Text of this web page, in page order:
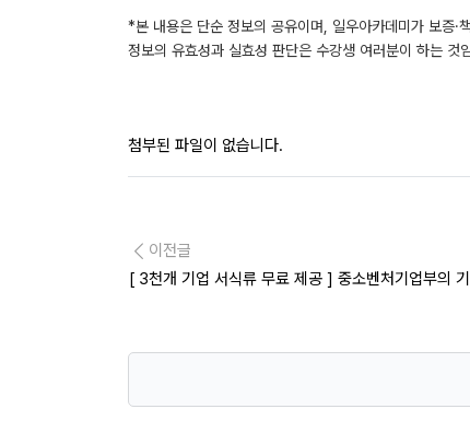
*본 내용은 단순 정보의 공유이며, 일우아카데미가 보증·
정보의 유효성과 실효성 판단은 수강생 여러분이 하는 것
첨부된 파일이 없습니다.
이전글
[ 3천개 기업 서식류 무료 제공 ] 중소벤처기업부의